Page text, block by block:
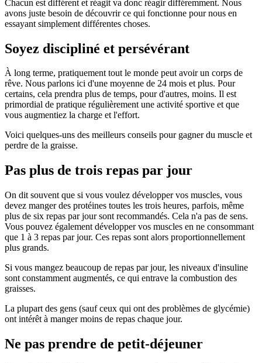
Chacun est différent et réagit va donc réagir différemment. Nous
avons juste besoin de découvrir ce qui fonctionne pour nous en
essayant simplement différentes choses.
Soyez discipliné et persévérant
À long terme, pratiquement tout le monde peut avoir un corps de
rêve. Nous parlons ici d'une moyenne de 24 mois et plus. Pour
certains, cela prendra plus de temps, pour d'autres, moins. Il est
primordial de pratique régulièrement une activité sportive et que
vous augmentiez la charge et l'effort.
Voici quelques-uns des meilleurs conseils pour gagner du muscle et
perdre de la graisse.
Pas plus de trois repas par jour
On dit souvent que si vous voulez développer vos muscles, vous
devez manger des protéines toutes les trois heures, parfois, même
plus de six repas par jour sont recommandés. Cela n'a pas de sens.
Vous pouvez également développer vos muscles en ne consommant
que 1 à 3 repas par jour. Ces repas sont alors proportionnellement
plus grands.
Si vous mangez beaucoup de repas par jour, les niveaux d'insuline
sont constamment augmentés, ce qui entrave la combustion des
graisses.
La plupart des gens (sauf ceux qui ont des problèmes de glycémie)
ont intérêt à manger moins de repas chaque jour.
Ne pas prendre de petit-déjeuner